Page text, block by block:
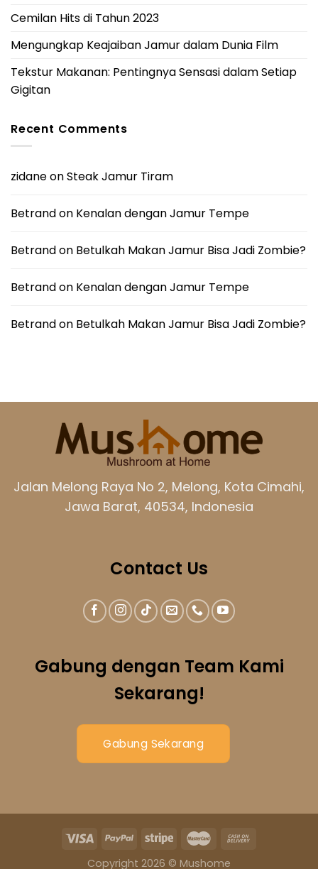
Cemilan Hits di Tahun 2023
Mengungkap Keajaiban Jamur dalam Dunia Film
Tekstur Makanan: Pentingnya Sensasi dalam Setiap
Gigitan
Recent Comments
zidaneonSteak Jamur Tiram
Betrandon Kenalan dengan Jamur Tempe
Betrandon Betulkah Makan Jamur Bisa Jadi Zombie?
Betrandon Kenalan dengan Jamur Tempe
Betrandon Betulkah Makan Jamur Bisa Jadi Zombie?
Jalan Melong Raya No 2, Melong, Kota Cimahi,
Jawa Barat, 40534, Indonesia
Contact Us
Gabung dengan Team Kami
Sekarang!
Gabung Sekarang
Copyright 2026 © Mushome